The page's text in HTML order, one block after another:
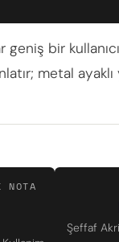
geniş bir
metal ayaklı
NOTA
Şeffaf